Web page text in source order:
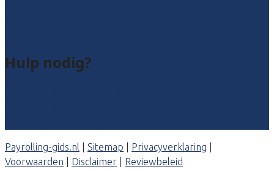
Hulp nodig?
Payrolling-gids.nl Sitemap Privacyverklaring
Voorwaarden
Disclaimer Reviewbeleid